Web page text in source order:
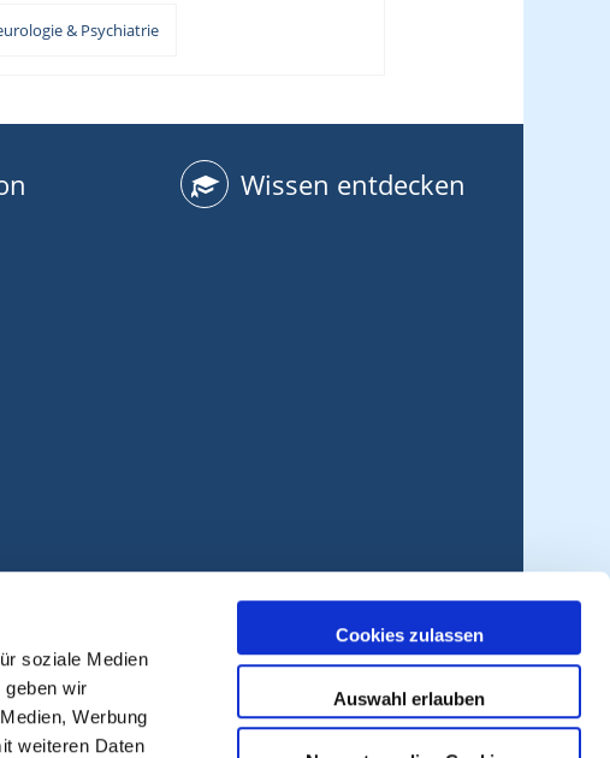
soziale Medien
geben wir
Werbung
weiteren Daten
Cookies zulassen
Auswahl erlauben
& Psychiatrie
Wissen entdecken